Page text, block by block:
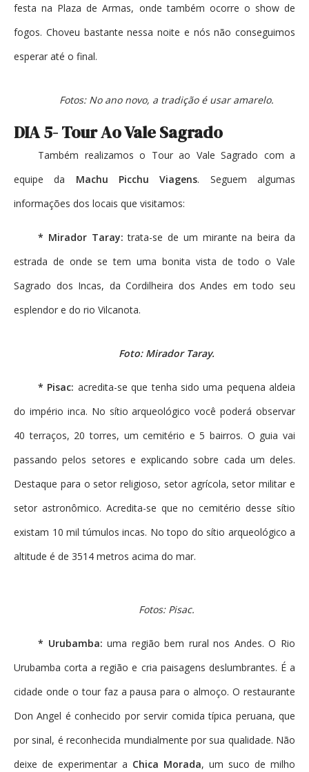
festa na Plaza de Armas, onde também ocorre o show de
fogos. Choveu bastante nessa noite e nós não conseguimos
esperar até o final.
Fotos: No ano novo, a tradição é usar amarelo.
DIA 5- Tour Ao Vale Sagrado
Também realizamos o Tour ao Vale Sagrado com a
equipe da Machu Picchu Viagens. Seguem algumas
informações dos locais que visitamos:
* Mirador Taray: trata-se de um mirante na beira da
estrada de onde se tem uma bonita vista de todo o Vale
Sagrado dos Incas, da Cordilheira dos Andes em todo seu
esplendor e do rio Vilcanota.
Foto: Mirador Taray.
* Pisac: acredita-se que tenha sido uma pequena aldeia
do império inca. No sítio arqueológico você poderá observar
40 terraços, 20 torres, um cemitério e 5 bairros. O guia vai
passando pelos setores e explicando sobre cada um deles.
Destaque para o setor religioso, setor agrícola, setor militar e
setor astronômico. Acredita-se que no cemitério desse sítio
existam 10 mil túmulos incas. No topo do sítio arqueológico a
altitude é de 3514 metros acima do mar.
Fotos: Pisac.
* Urubamba:uma região bem rural nos Andes. O Rio
Urubamba corta a região e cria paisagens deslumbrantes. É a
cidade onde o tour faz a pausa para o almoço. O restaurante
Don Angel é conhecido por servir comida típica peruana, que
por sinal, é reconhecida mundialmente por sua qualidade. Não
deixe de experimentar a Chica Morada, um suco de milho